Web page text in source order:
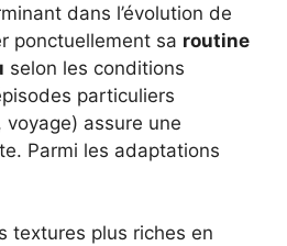
dans l’évolution de
ponctuellement sa routine
selon les conditions
particuliers
assure une
Parmi les adaptations
textures plus riches en